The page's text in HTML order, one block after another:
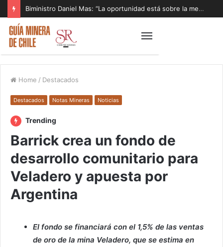
Biministro Daniel Mas: “La oportunidad está sobre la mesa y tenemos que aprovecharla”
Home / Destacados
Destacados Notas Mineras Noticias
Trending
Barrick crea un fondo de
desarrollo comunitario para
Veladero y apuesta por
Argentina
El fondo se financiará con el 1,5% de las ventas
de oro de la mina Veladero, que se estima en